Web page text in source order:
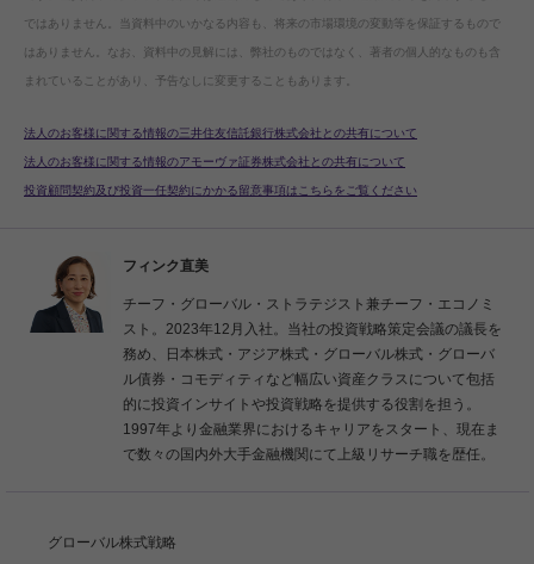
フィンク直美
チーフ・グローバル・ストラテジスト兼チーフ・エコノミ
スト。2023年12月入社。当社の投資戦略策定会議の議長を
務め、日本株式・アジア株式・グローバル株式・グローバ
ル債券・コモディティなど幅広い資産クラスについて包括
的に投資インサイトや投資戦略を提供する役割を担う。
1997年より金融業界におけるキャリアをスタート、現在ま
で数々の国内外大手金融機関にて上級リサーチ職を歴任。
グローバル株式戦略
ではありません。当資料中のいかなる内容も、将来の市場環境の変動等を保証するもので
はありません。なお、資料中の見解には、弊社のものではなく、著者の個人的なものも含
まれていることがあり、予告なしに変更することもあります。
法人のお客様に関する情報の三井住友信託銀行株式会社との共有について
法人のお客様に関する情報のアモーヴァ証券株式会社との共有について
投資顧問契約及び投資一任契約にかかる留意事項はこちらをご覧ください